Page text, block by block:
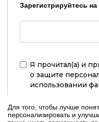
Зарегистрируйтесь
Я прочитал(а) и
о защите
использовании